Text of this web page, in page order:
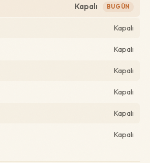
Kapalı BUGÜN
Kapalı
Kapalı
Kapalı
Kapalı
Kapalı
Kapalı